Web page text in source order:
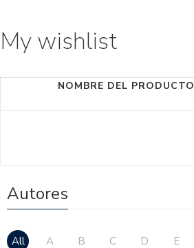
My wishlist
NOMBRE DEL PRODUCTO
Autores
All A B C D E